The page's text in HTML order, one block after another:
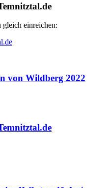
einreichen:
von Wildberg 2022